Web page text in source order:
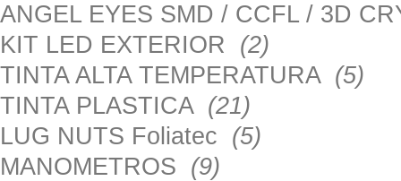
ANGEL EYES SMD / CCFL / 3D
KIT LED EXTERIOR (2)
TINTA ALTA TEMPERATURA (5)
TINTA PLASTICA (21)
LUG NUTS Foliatec (5)
MANOMETROS (9)